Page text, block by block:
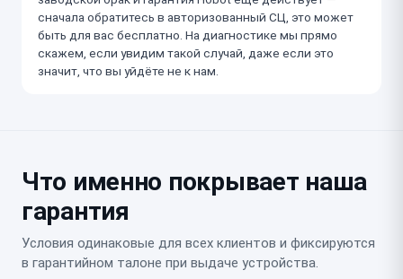
сначала обратитесь в авторизованный СЦ, это может
быть для вас бесплатно. На диагностике мы прямо
скажем, если увидим такой случай, даже если это
значит, что вы уйдёте не к нам.
Что именно покрывает наша
гарантия
Условия одинаковые для всех клиентов и фиксируются
в гарантийном талоне при выдаче устройства.